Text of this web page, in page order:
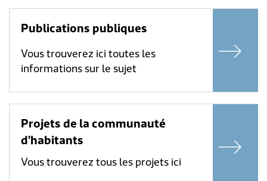
Publications publiques
Vous trouverez ici toutes les
informations sur le sujet
Projets de la communauté
d'habitants
Vous trouverez tous les projets ici